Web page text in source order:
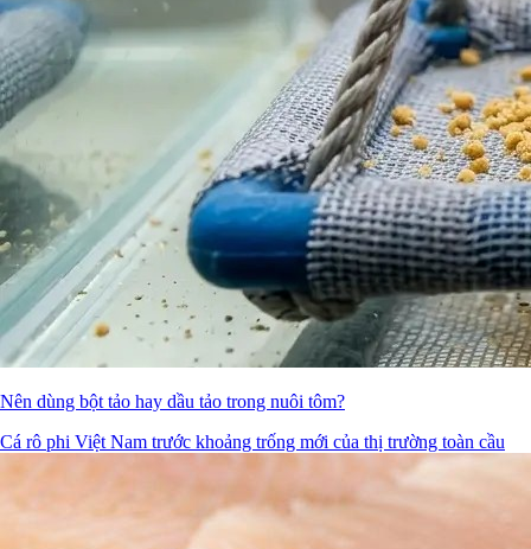
Nên dùng bột tảo hay dầu tảo trong nuôi tôm?
Cá rô phi Việt Nam trước khoảng trống mới của thị trường toàn cầu